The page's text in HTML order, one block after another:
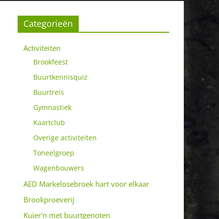
Categorieën
Activiteiten
Brookfeest
Buurtkennisquiz
Buurtreis
Gymnastiek
Kaartclub
Overige activiteiten
Toneelgroep
Wagenbouwers
AED Markelosebroek hart voor elkaar
Brookproeverij
Kuier'n met buurtgenoten